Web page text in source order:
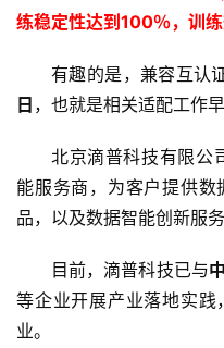
练稳定性达到100％，训练
有趣的是，兼容互认
日 ，也就是相关适配工作
北京滴普科技有限公
能服务商，为客户提供
品，以及数据智能创新服务
目前，滴普科技已与
等企业开展产业落地实
业。